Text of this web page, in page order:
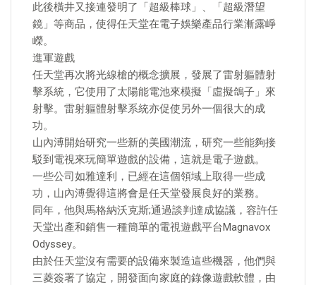
此後橫井又接連發明了「超級棒球」、「超級潛望
鏡」等商品，使得任天堂在電子娛樂產品行業漸露崢
嶸。
進軍遊戲
任天堂再次將光線槍的概念擴展，發展了雷射軀體射
擊系統，它使用了太陽能電池來模擬「虛擬鴿子」來
射擊。雷射軀體射擊系統亦促使另外一個很大的成
功。
山內溥開始研究一些新的美國潮流，研究一些能夠接
駁到電視來玩簡單遊戲的設備，這就是電子遊戲。
一些公司如雅達利，已經在這個領域上取得一些成
功，山內溥覺得這將會是任天堂發展良好的業務。
同年，他與馬格納沃克斯;通過談判達成協議，容許任
天堂出產和銷售一種簡單的電視遊戲平台Magnavox
Odyssey。
由於任天堂沒有需要的設備來製造這些機器，他們與
三菱簽署了協定，開發面向家庭的錄像遊戲軟體，由